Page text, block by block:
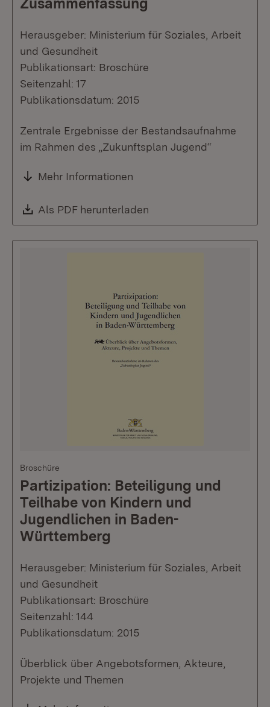
Zusammenfassung
Herausgeber: Ministerium für Soziales, Arbeit
und Gesundheit
Publikationsart: Broschüre
Seitenzahl: 17
Publikationsdatum: 2015
Zentrale Ergebnisse der Bestandsaufnahme
im Rahmen des „Zukunftsplan Jugend“
Mehr Informationen
Download:
Als PDF herunterladen
Broschüre
Partizipation: Beteiligung und
Teilhabe von Kindern und
Jugendlichen in Baden-
Württemberg
Herausgeber: Ministerium für Soziales, Arbeit
und Gesundheit
Publikationsart: Broschüre
Seitenzahl: 144
Publikationsdatum: 2015
Überblick über Angebotsformen, Akteure,
Projekte und Themen